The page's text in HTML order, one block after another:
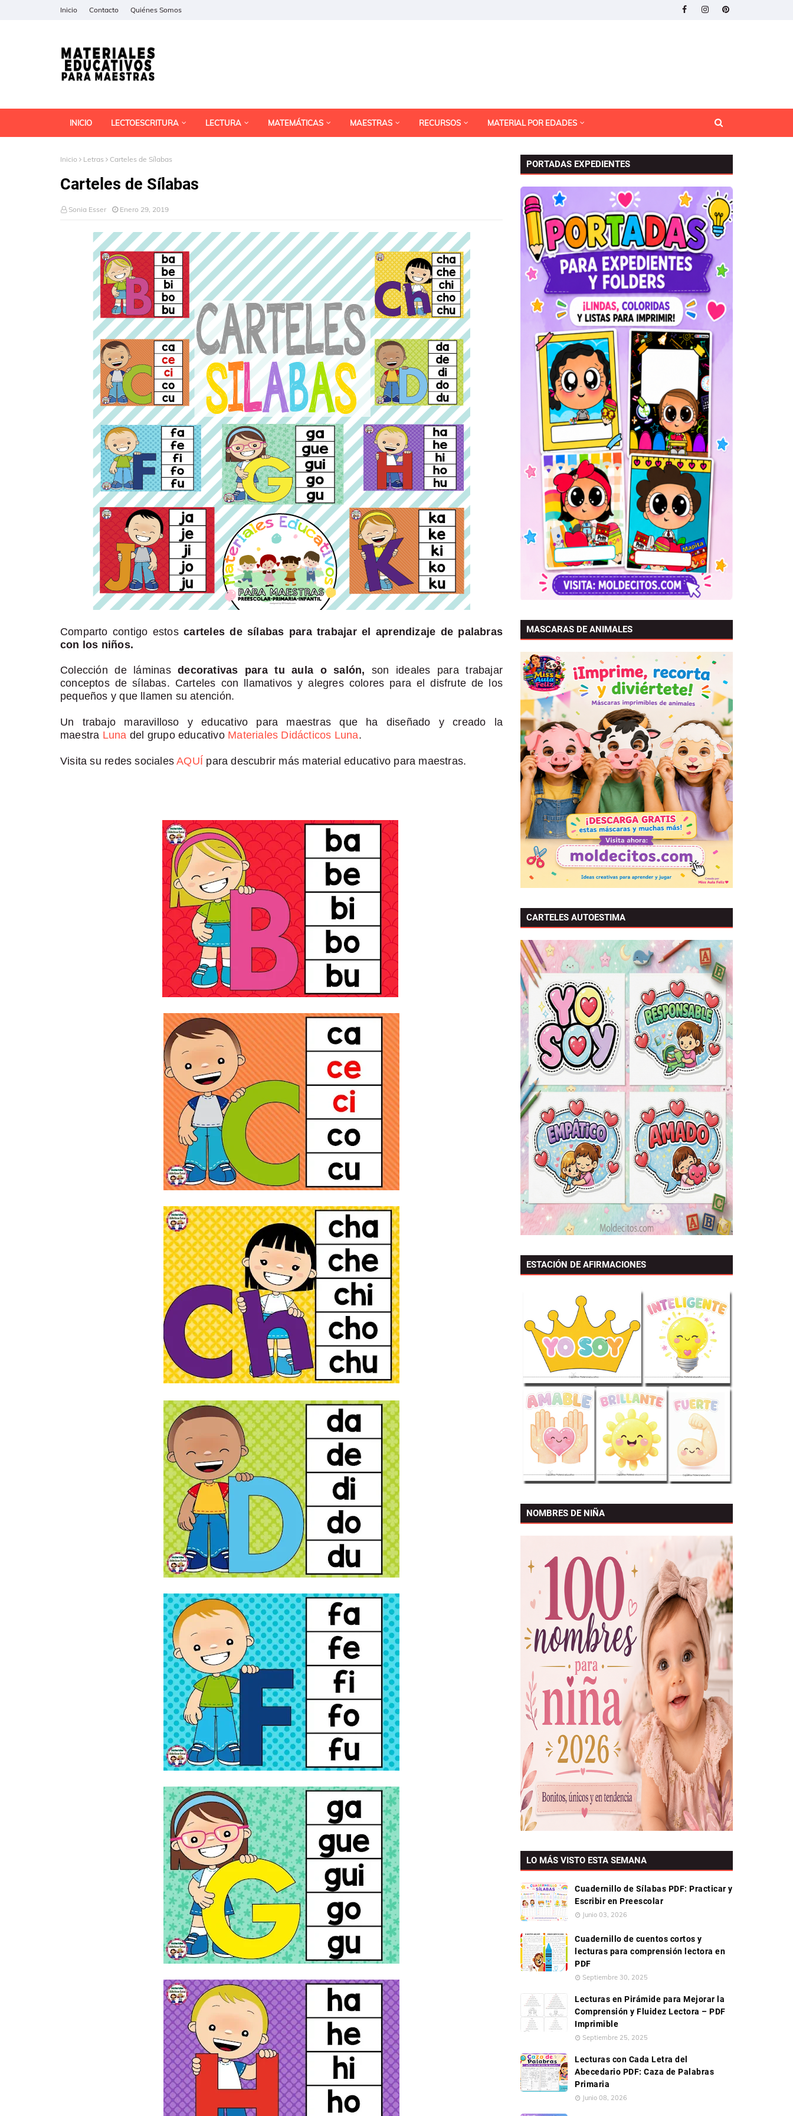
Inicio Contacto Quiénes Somos
INICIO LECTOESCRITURA LECTURA MATEMÁTICAS MAESTRAS RECURSOS MATERIAL POR EDADES
Inicio Letras Carteles de Sílabas
Carteles de Sílabas
Sonia Esser Enero 29, 2019
Comparto contigo estoscarteles de sílabas para trabajar el aprendizaje de palabras
con los niños.
Colección de láminasdecorativas para tu aula o salón, son ideales para trabajar
conceptos de sílabas. Carteles con llamativos y alegres colores para el disfrute de los
pequeños y que llamen su atención.
Un trabajo maravilloso y educativo para maestras que ha diseñado y creado la
maestra Luna del grupo educativo Materiales Didácticos Luna.
Visita su redes socialesAQUÍ para descubrir más material educativo para maestras.
PORTADAS EXPEDIENTES
MASCARAS DE ANIMALES
CARTELES AUTOESTIMA
ESTACIÓN DE AFIRMACIONES
NOMBRES DE NIÑA
LO MÁS VISTO ESTA SEMANA
Cuadernillo de Sílabas PDF: Practicar y
Escribir en Preescolar
Junio 03, 2026
Cuadernillo de cuentos cortos y
lecturas para comprensión lectora en
PDF
Septiembre 30, 2025
Lecturas en Pirámide para Mejorar la
Comprensión y Fluidez Lectora – PDF
Imprimible
Septiembre 25, 2025
Lecturas con Cada Letra del
Abecedario PDF: Caza de Palabras
Primaria
Junio 08, 2026